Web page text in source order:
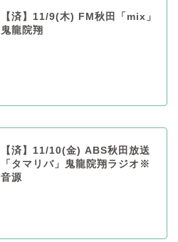
【済】11/9(木) FM秋田「mix」
鬼龍院翔
【済】11/10(金) ABS秋田放送
「タマリバ」鬼龍院翔ラジオ※
音源